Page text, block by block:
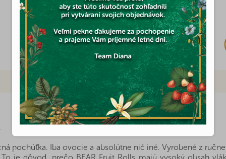
Skladom
3,28 €
pochúťka. Iba ovocie a absolútne nič iné. Vyrobené z
je dôvod, prečo BEAR Fruit Rolls majú vysoký obsah